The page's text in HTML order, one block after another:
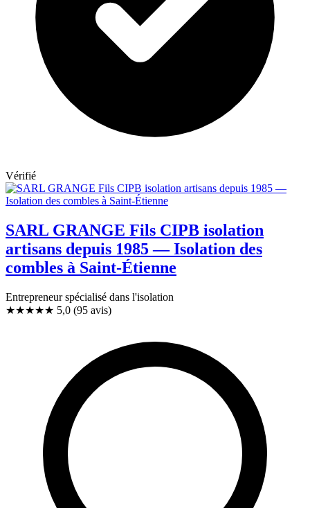
Vérifié
SARL GRANGE Fils CIPB isolation
artisans depuis 1985 — Isolation des
combles à Saint-Étienne
Entrepreneur spécialisé dans l'isolation
★★★★★ 5,0 (95 avis)